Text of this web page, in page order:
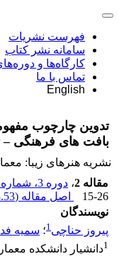
فهرست نشریات
سامانه نشر کتاب
کارگاه‌ها و
تماس با ما
English
تدوین چارچوب
بافت های فرهنگی –
نشریه هنرهای زیبا:
مقاله 2
، دوره 3، شماره 46 - شماره پیاپی 940282
15-26
اصل مقاله (M
نویسندگان
پیروز حناچی1؛ سمیه
1دانشیار دانشکده